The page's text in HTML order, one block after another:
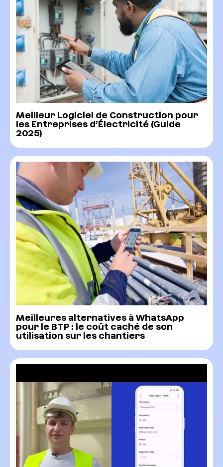
Meilleur Logiciel de Construction pour
les Entreprises d’Électricité (Guide
2025)
Meilleures alternatives à WhatsApp
pour le BTP : le coût caché de son
utilisation sur les chantiers